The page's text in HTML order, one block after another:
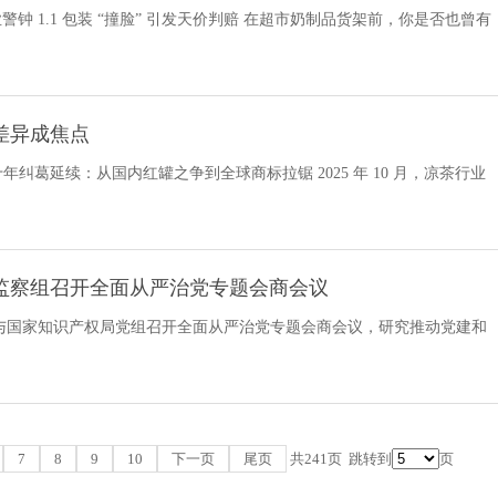
钟 1.1 包装 “撞脸” 引发天价判赔 在超市奶制品货架前，你是否也曾有
异成焦点
纠葛延续：从国内红罐之争到全球商标拉锯 2025 年 10 月，凉茶行业
组召开全面从严治党专题会商会议
家知识产权局党组召开全面从严治党专题会商会议，研究推动党建和
7 8 9 10 下一页 尾页 共241页 跳转到 页